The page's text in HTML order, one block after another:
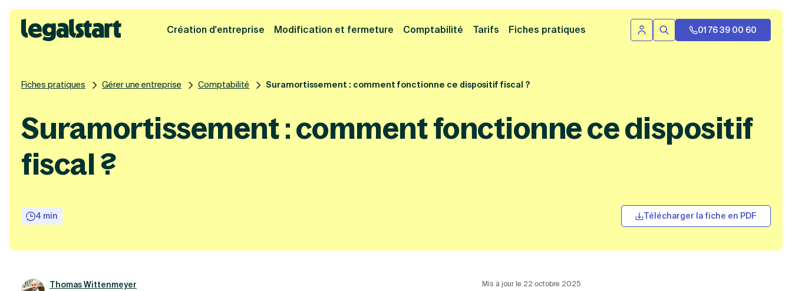
Cliquez ici pour reprendre votre démarche Fermer la bannière
Legalstart
Création d'entreprise Modification et fermeture Comptabilité Tarifs Fiches pratiques Se connecter
Rechercher01 76 39 00 60
Fiches pratiques Gérer une entreprise Comptabilité Suramortissement : comment fonctionne ce dispositif fiscal ?
Suramortissement : comment fonctionne ce dispositif
fiscal ?
4 min Télécharger la fiche en PDF
Thomas Wittenmeyer Mis à jour le 22 octobre 2025